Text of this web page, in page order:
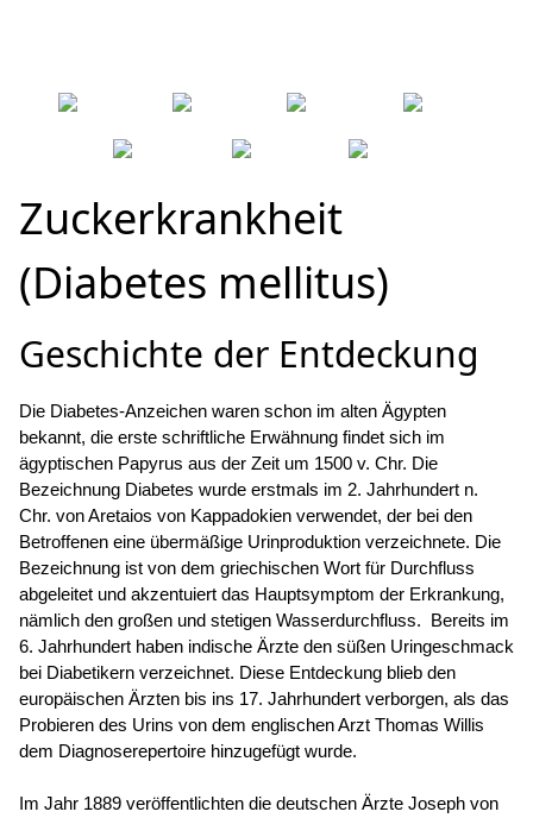
Zuckerkrankheit
(Diabetes mellitus)
Geschichte der Entdeckung
Die Diabetes-Anzeichen waren schon im alten Ägypten
bekannt, die erste schriftliche Erwähnung findet sich im
ägyptischen Papyrus aus der Zeit um 1500 v. Chr. Die
Bezeichnung Diabetes wurde erstmals im 2. Jahrhundert n.
Chr. von Aretaios von Kappadokien verwendet, der bei den
Betroffenen eine übermäßige Urinproduktion verzeichnete. Die
Bezeichnung ist von dem griechischen Wort für Durchfluss
abgeleitet und akzentuiert das Hauptsymptom der Erkrankung,
nämlich den großen und stetigen Wasserdurchfluss. Bereits im
6. Jahrhundert haben indische Ärzte den süßen Uringeschmack
bei Diabetikern verzeichnet. Diese Entdeckung blieb den
europäischen Ärzten bis ins 17. Jahrhundert verborgen, als das
Probieren des Urins von dem englischen Arzt Thomas Willis
dem Diagnoserepertoire hinzugefügt wurde.
Im Jahr 1889 veröffentlichten die deutschen Ärzte Joseph von